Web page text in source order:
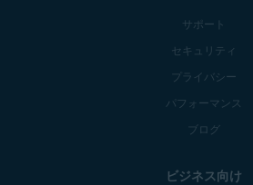
サポート
セキュリティ
プライバシー
パフォーマンス
ブログ
ビジネス向け